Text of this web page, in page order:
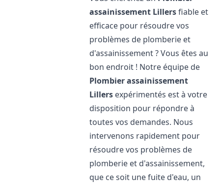
assainissement Lillersfiable et
efficace pour résoudre vos
problèmes de plomberie et
d'assainissement ? Vous êtes au
bon endroit ! Notre équipe de
Plombier assainissement
Lillers expérimentés est à votre
disposition pour répondre à
toutes vos demandes. Nous
intervenons rapidement pour
résoudre vos problèmes de
plomberie et d'assainissement,
que ce soit une fuite d'eau, un